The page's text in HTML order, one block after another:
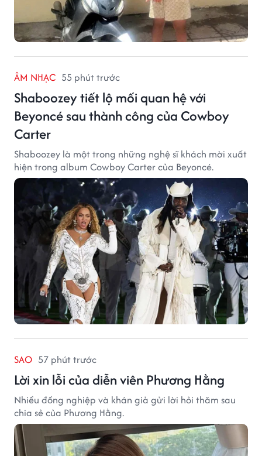
ÂM NHẠC 55 phút trước
Shaboozey tiết lộ mối quan hệ với
Beyoncé sau thành công của Cowboy
Carter
Shaboozey là một trong những nghệ sĩ khách mời xuất
hiện trong album Cowboy Carter của Beyoncé.
SAO 57 phút trước
Lời xin lỗi của diễn viên Phương Hằng
Nhiều đồng nghiệp và khán giả gửi lời hỏi thăm sau
chia sẻ của Phương Hằng.